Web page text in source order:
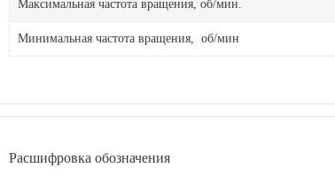
Максимальная частота вращения, об/мин.
Минимальная частота вращения, об/мин
Расшифровка обозначения